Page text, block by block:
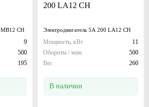
МВ12 СН
9
500
195
Электродвигатель 5А 200 LА12 СН
Мощность, кВт
11
Обороты / мин.
500
Вес
260
В наличии